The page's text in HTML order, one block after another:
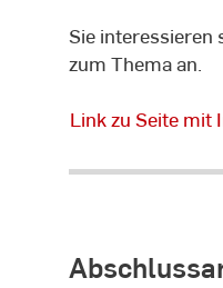
Sie interessieren
zum Thema an.
Link zu Seite mit